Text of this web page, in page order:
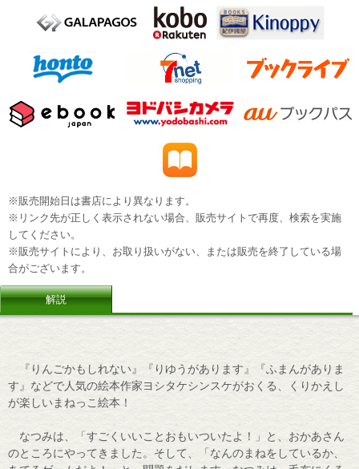
※販売開始日は書店により異なります。
※リンク先が正しく表示されない場合、販売サイトで再度、検索を実施
してください。
※販売サイトにより、お取り扱いがない、または販売を終了している場
合がございます。
解説
『りんごかもしれない』『りゆうがあります』『ふまんがありま
す』などで人気の絵本作家ヨシタケシンスケがおくる、くりかえし
が楽しいまねっこ絵本！
なつみは、「すごくいいことおもいついたよ！」と、おかあさん
のところにやってきました。そして、「なんのまねをしているか、